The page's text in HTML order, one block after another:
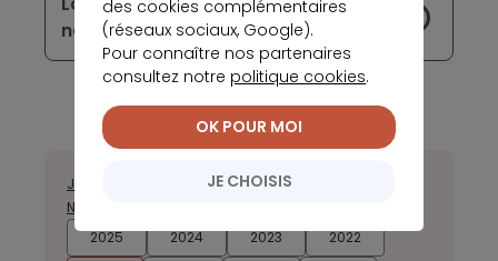
nouvelle propriété du Crédit Agricole
2025 2024 2023
2022
Janvier AvrilJuilletAoûtSeptembre
Novembre
des cookies complémentaires
(réseaux sociaux, Google).
Pour connaître nos partenaires
consultez notre politique cookies.
JE CHOISIS
OK POUR MOI